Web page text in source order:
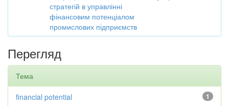
стратегій в управлінні
фінансовим потенціалом
промислових підприємств
Перегляд
Тема
1
financial potential